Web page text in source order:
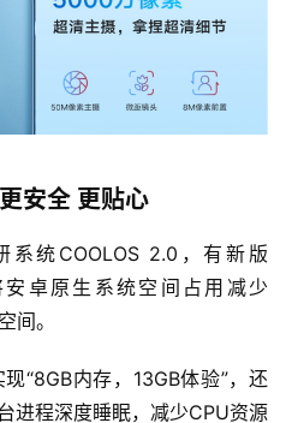
安全 更贴心
统COOLOS 2.0，有新版
安卓原生系统空间占用减少
间。
“8GB内存，13GB体验”，还
进程深度睡眠，减少CPU资源